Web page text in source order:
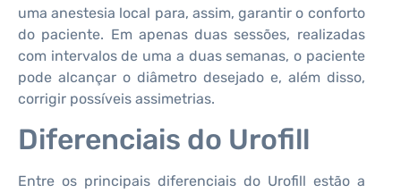
uma anestesia local para, assim, garantir o conforto
do paciente. Em apenas duas sessões, realizadas
com intervalos de uma a duas semanas, o paciente
pode alcançar o diâmetro desejado e, além disso,
corrigir possíveis assimetrias.
Diferenciais do Urofill
Entre os principais diferenciais do Urofill estão a